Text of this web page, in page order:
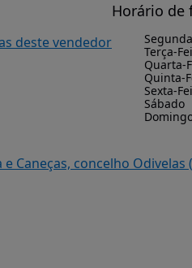
deste vendedor
Horário de
Terça-
Quarta-
Quinta-
Sexta-
Sábado
e Caneças, concelho